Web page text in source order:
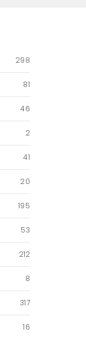
298
81
46
2
41
20
195
53
212
8
317
16